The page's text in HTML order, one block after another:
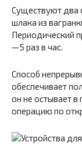
Существуют два
шлака из
Периодический
—5 раз в час.
Способ
обеспечивает
он не остывает
операцию по